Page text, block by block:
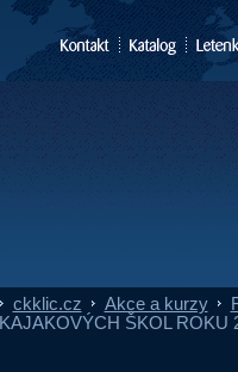
ckklic.cz Akce a kurzy»
KAJAKOVÝCH ŠKOL ROKU